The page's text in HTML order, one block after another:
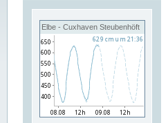
Elbe - Cuxhaven Steubenhöft